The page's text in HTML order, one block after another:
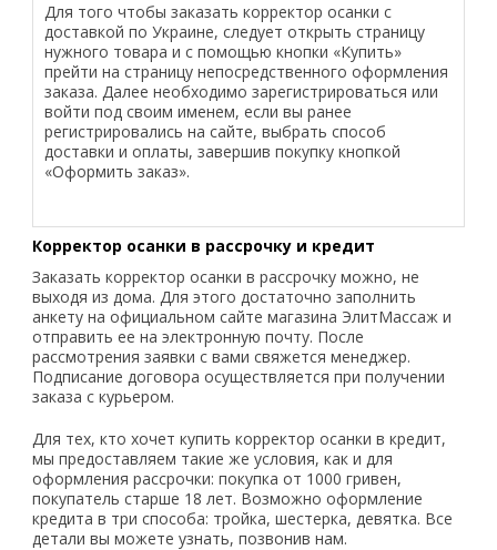
Для того чтобы заказать корректор осанки с
доставкой по Украине, следует открыть страницу
нужного товара и с помощью кнопки «Купить»
прейти на страницу непосредственного оформления
заказа. Далее необходимо зарегистрироваться или
войти под своим именем, если вы ранее
регистрировались на сайте, выбрать способ
доставки и оплаты, завершив покупку кнопкой
«Оформить заказ».
Корректор осанки в рассрочку и кредит
Заказать корректор осанки в рассрочку можно, не
выходя из дома. Для этого достаточно заполнить
анкету на официальном сайте магазина ЭлитМассаж и
отправить ее на электронную почту. После
рассмотрения заявки с вами свяжется менеджер.
Подписание договора осуществляется при получении
заказа с курьером.
Для тех, кто хочет купить корректор осанки в кредит,
мы предоставляем такие же условия, как и для
оформления рассрочки: покупка от 1000 гривен,
покупатель старше 18 лет. Возможно оформление
кредита в три способа: тройка, шестерка, девятка. Все
детали вы можете узнать, позвонив нам.